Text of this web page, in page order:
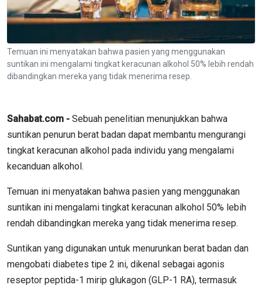
Temuan ini menyatakan bahwa pasien yang menggunakan
suntikan ini mengalami tingkat keracunan alkohol 50% lebih rendah
dibandingkan mereka yang tidak menerima resep.
Sahabat.com - Sebuah penelitian menunjukkan bahwa
suntikan penurun berat badan dapat membantu mengurangi
tingkat keracunan alkohol pada individu yang mengalami
kecanduan alkohol.
Temuan ini menyatakan bahwa pasien yang menggunakan
suntikan ini mengalami tingkat keracunan alkohol 50% lebih
rendah dibandingkan mereka yang tidak menerima resep.
Suntikan yang digunakan untuk menurunkan berat badan dan
mengobati diabetes tipe 2 ini, dikenal sebagai agonis
reseptor peptida-1 mirip glukagon (GLP-1 RA), termasuk